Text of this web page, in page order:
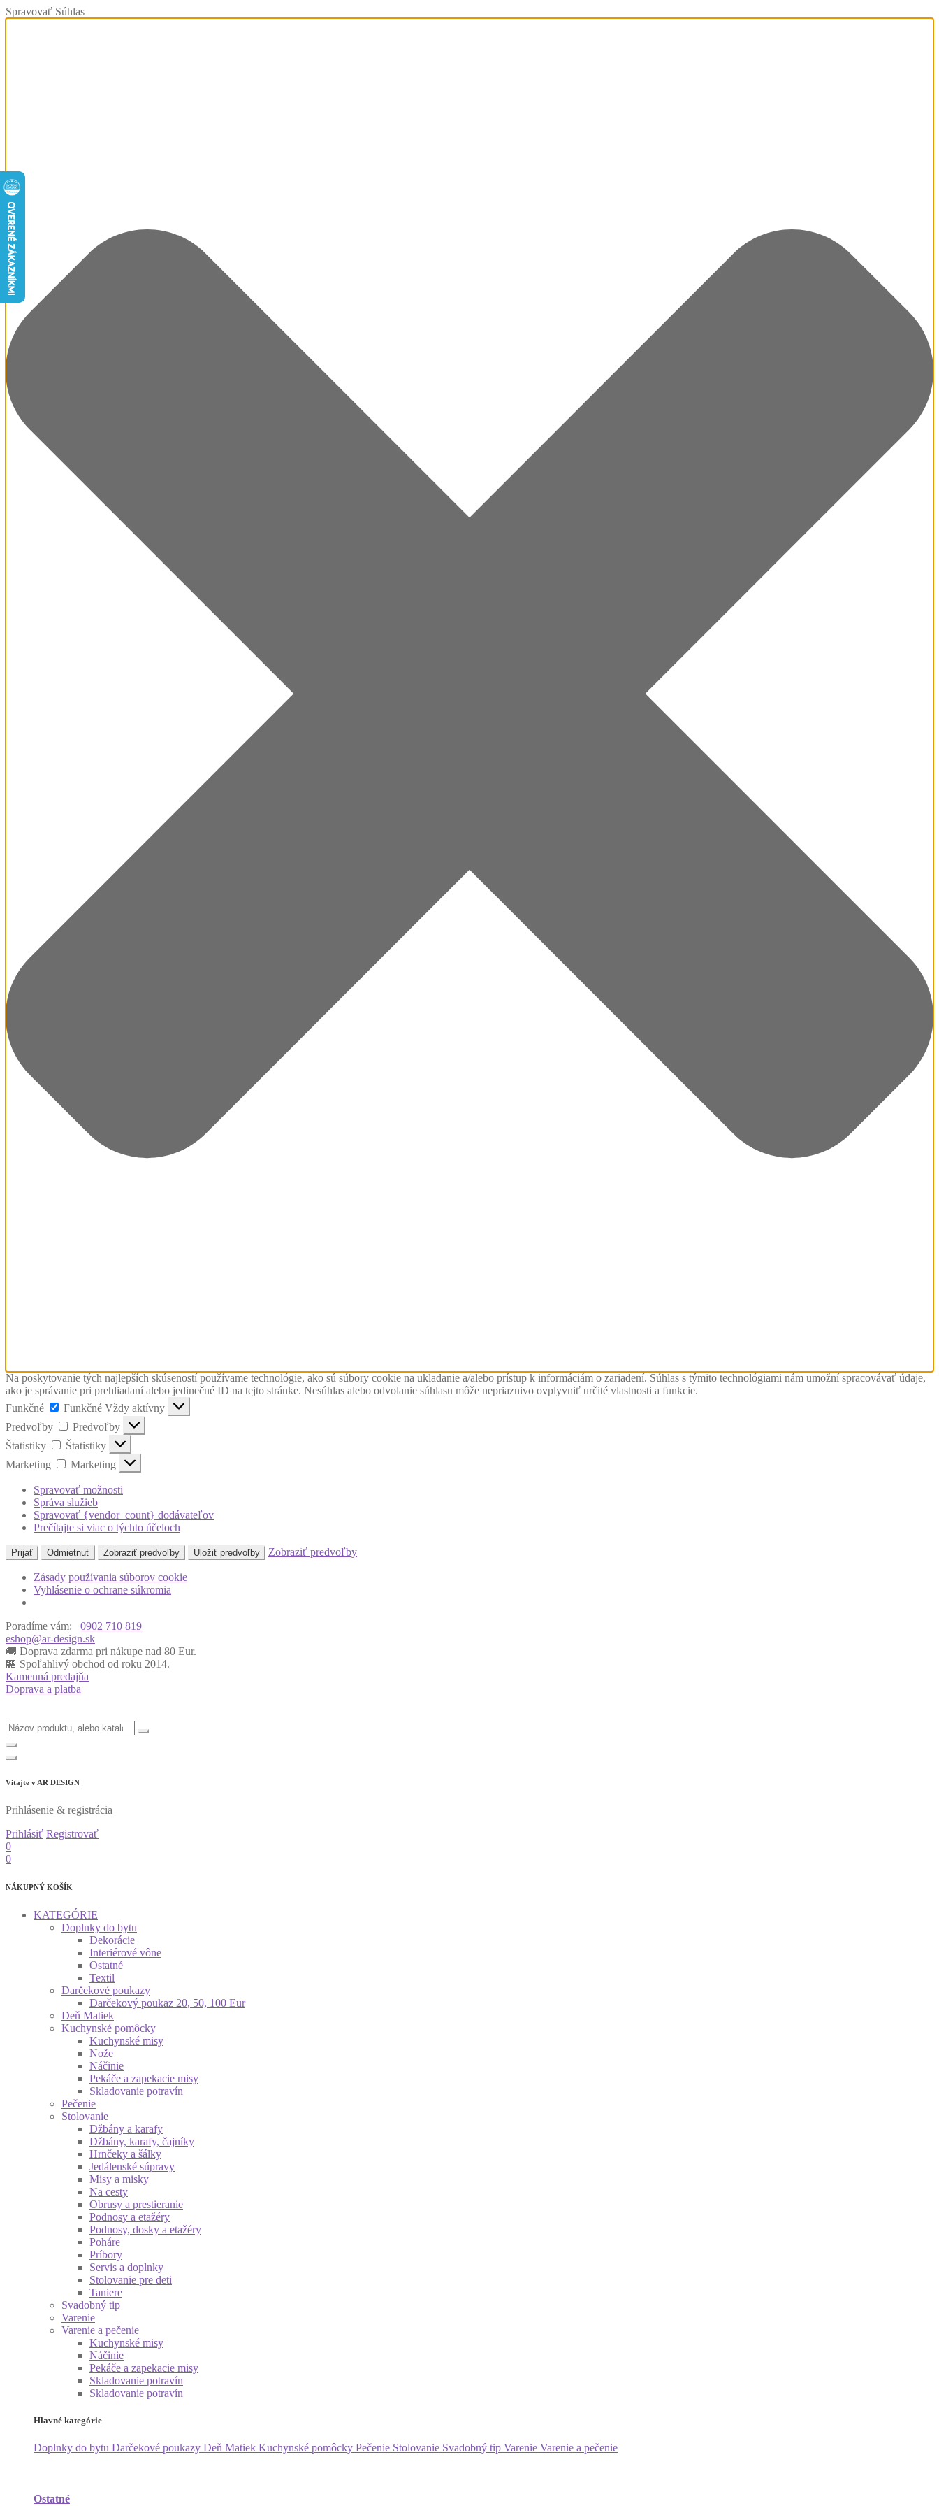
Spravovať Súhlas
Na poskytovanie tých najlepších skúseností používame technológie, ako sú súbory cookie na ukladanie a/alebo prístup k informáciám o zariadení. Súhlas s týmito technológiami nám umožní spracovávať údaje,
ako je správanie pri prehliadaní alebo jedinečné ID na tejto stránke. Nesúhlas alebo odvolanie súhlasu môže nepriaznivo ovplyvniť určité vlastnosti a funkcie.
Funkčné
Funkčné Vždy aktívny
Predvoľby
Predvoľby
Štatistiky
Štatistiky
Marketing
Marketing
Spravovať možnosti
Správa služieb
Spravovať {vendor_count} dodávateľov
Prečítajte si viac o týchto účeloch
Prijať Odmietnuť Zobraziť predvoľby Uložiť predvoľby Zobraziť predvoľby
Zásady používania súborov cookie
Vyhlásenie o ochrane súkromia
Poradíme vám:
0902 710 819
eshop@ar-design.sk
🚚 Doprava zdarma pri nákupe nad 80 Eur.
🏪 Spoľahlivý obchod od roku 2014.
Kamenná predajňa
Doprava a platba
Vitajte v AR DESIGN
Prihlásenie & registrácia
Prihlásiť Registrovať
0
0
NÁKUPNÝ KOŠÍK
KATEGÓRIE
Doplnky do bytu
Dekorácie
Interiérové vône
Ostatné
Textil
Darčekové poukazy
Darčekový poukaz 20, 50, 100 Eur
Deň Matiek
Kuchynské pomôcky
Kuchynské misy
Nože
Náčinie
Pekáče a zapekacie misy
Skladovanie potravín
Pečenie
Stolovanie
Džbány a karafy
Džbány, karafy, čajníky
Hrnčeky a šálky
Jedálenské súpravy
Misy a misky
Na cesty
Obrusy a prestieranie
Podnosy a etažéry
Podnosy, dosky a etažéry
Poháre
Príbory
Servis a doplnky
Stolovanie pre deti
Taniere
Svadobný tip
Varenie
Varenie a pečenie
Kuchynské misy
Náčinie
Pekáče a zapekacie misy
Skladovanie potravín
Skladovanie potravín
Hlavné kategórie
Doplnky do bytu Darčekové poukazy Deň Matiek Kuchynské pomôcky Pečenie Stolovanie Svadobný tip Varenie Varenie a pečenie
Ostatné